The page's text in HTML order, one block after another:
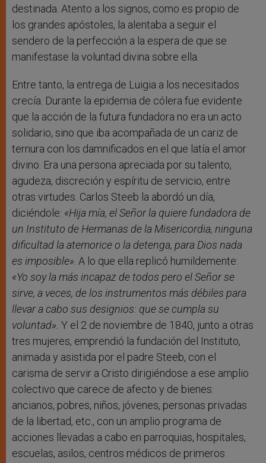
destinada. Atento a los signos, como es propio de
los grandes apóstoles, la alentaba a seguir el
sendero de la perfección a la espera de que se
manifestase la voluntad divina sobre ella.
Entre tanto, la entrega de Luigia a los necesitados
crecía. Durante la epidemia de cólera fue evidente
que la acción de la futura fundadora no era un acto
solidario, sino que iba acompañada de un cariz de
ternura con los damnificados en el que latía el amor
divino. Era una persona apreciada por su talento,
agudeza, discreción y espíritu de servicio, entre
otras virtudes. Carlos Steeb la abordó un día,
diciéndole: «Hija mía, el Señor la quiere fundadora de
un Instituto de Hermanas de la Misericordia, ninguna
dificultad la atemorice o la detenga, para Dios nada
es imposible». A lo que ella replicó humildemente:
«Yo soy la más incapaz de todos pero el Señor se
sirve, a veces, de los instrumentos más débiles para
llevar a cabo sus designios: que se cumpla su
voluntad». Y el 2 de noviembre de 1840, junto a otras
tres mujeres, emprendió la fundación del Instituto,
animada y asistida por el padre Steeb, con el
carisma de servir a Cristo dirigiéndose a ese amplio
colectivo que carece de afecto y de bienes:
ancianos, pobres, niños, jóvenes, personas privadas
de la libertad, etc., con un amplio programa de
acciones llevadas a cabo en parroquias, hospitales,
escuelas, asilos, centros médicos de primeros